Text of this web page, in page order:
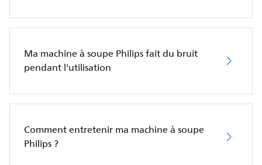
Ma machine à soupe Philips fait du bruit
pendant l'utilisation
Comment entretenir ma machine à soupe
Philips ?